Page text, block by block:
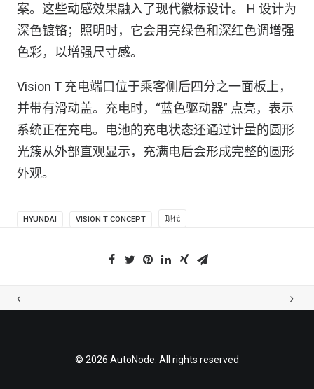
案。这些动感效果融入了现代徽标设计。 H 设计为
深色镀铬；照明时，它会用亮绿色和深红色调增强
色彩，以增强尺寸感。
Vision T 充电端口位于乘客侧后四分之一面板上，
并带有滑动盖。充电时，“蓝色驱动器” 点亮，表示
系统正在充电。电池的充电状态还通过计量的圆形
光簇从外部直观显示，充满电后会形成完整的圆形
外观。
HYUNDAI VISION T CONCEPT 现代
© 2026 AutoNode. All rights reserved